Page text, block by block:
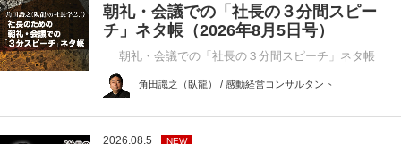
朝礼・会議での「社長の３分間スピー
チ」ネタ帳（2026年8月5日号）
朝礼・会議での「社長の３分間スピーチ」ネタ帳
角田識之（臥龍） / 感動経営コンサルタント
2026.08.5 NEW